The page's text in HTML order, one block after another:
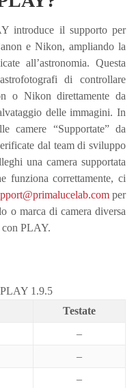
introduce il supporto per
e Nikon, ampliando la
all’astronomia. Questa
di controllare
o Nikon direttamente da
delle immagini. In
camere “Supportate” da
dal team di sviluppo
una camera supportata
funziona correttamente, ci
per
o marca di camera diversa
con PLAY.
1.9.5
Testate
–
–
–